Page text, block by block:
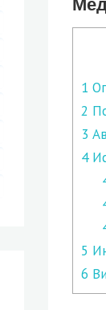
1
2
3
4
5
6